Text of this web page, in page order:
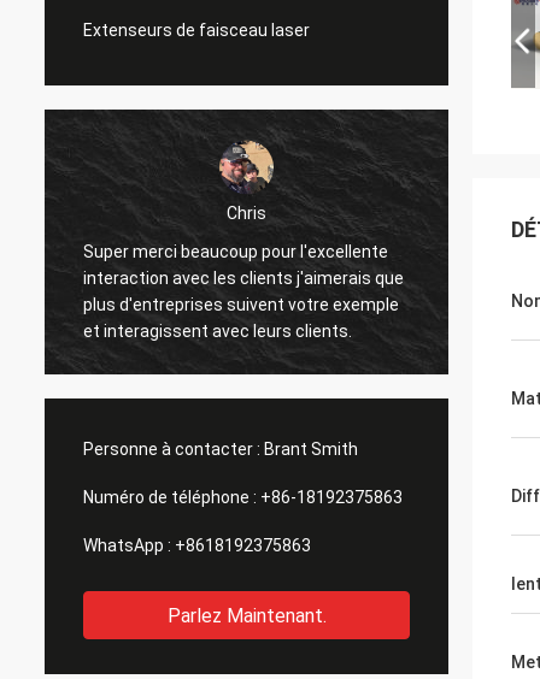
Extenseurs de faisceau laser
Chris
Super merci beaucoup pour l'excellente
interaction avec les clients j'aimerais que
plus d'entreprises suivent votre exemple
et interagissent avec leurs clients.
dans
Personne à contacter : Brant Smith
Numéro de téléphone : +86-18192375863
WhatsApp : +8618192375863
Parlez Maintenant.